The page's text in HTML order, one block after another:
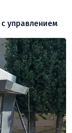
с управлением